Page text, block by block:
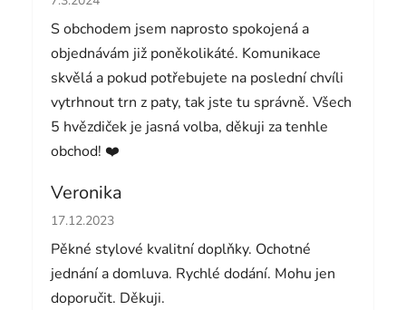
S obchodem jsem naprosto spokojená a
objednávám již poněkolikáté. Komunikace
skvělá a pokud potřebujete na poslední chvíli
vytrhnout trn z paty, tak jste tu správně. Všech
5 hvězdiček je jasná volba, děkuji za tenhle
obchod! ❤️
Veronika
Hodnocení obchodu je 5 z 5 hvězdiček.
17.12.2023
Pěkné stylové kvalitní doplňky. Ochotné
jednání a domluva. Rychlé dodání. Mohu jen
doporučit. Děkuji.